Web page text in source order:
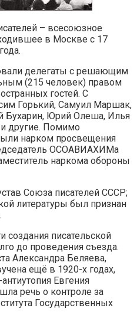
– всесоюзное
в Москве с 17
делегаты с решающим
(215 человек) правом
гостей. С
Горький, Самуил Маршак,
Бухарин, Юрий Олеша, Илья
и другие. Помимо
нарком просвещения
ОСОАВИАХИМа
наркома обороны
Союза писателей СССР;
литературы был признан
создания писательской
до проведения съезда.
Александра Беляева,
ещё в 1920-х годах,
Евгения
речь о контроле за
Государственных